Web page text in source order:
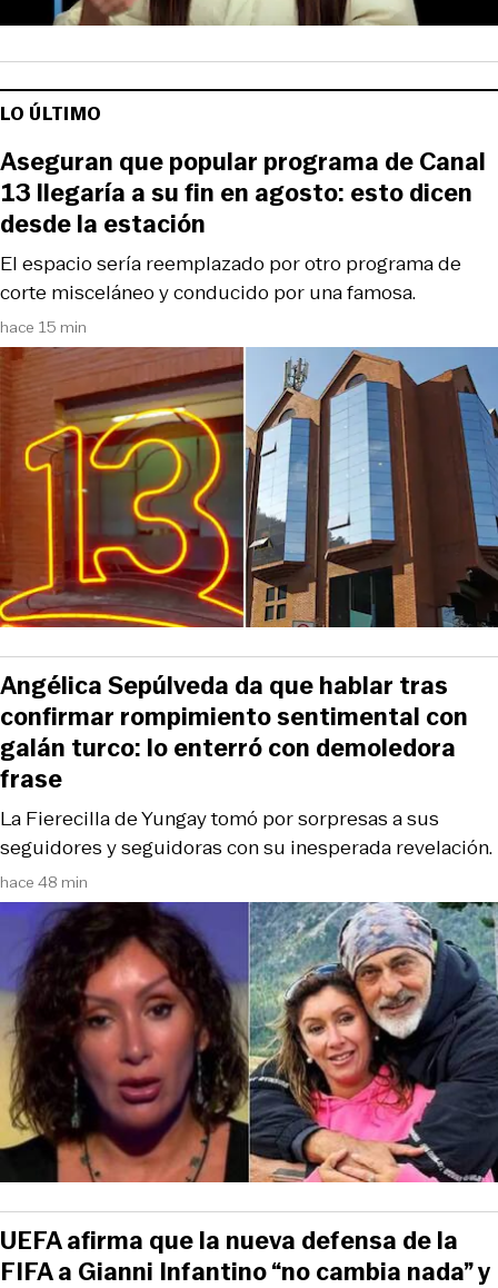
LO ÚLTIMO
hace 15 min
El espacio sería reemplazado por otro programa de
corte misceláneo y conducido por una famosa.
Aseguran que popular programa de Canal
13 llegaría a su fin en agosto: esto dicen
desde la estación
hace 48 min
La Fierecilla de Yungay tomó por sorpresas a sus
seguidores y seguidoras con su inesperada revelación.
Angélica Sepúlveda da que hablar tras
confirmar rompimiento sentimental con
galán turco: lo enterró con demoledora
frase
UEFA afirma que la nueva defensa de la
FIFA a Gianni Infantino “no cambia nada” y